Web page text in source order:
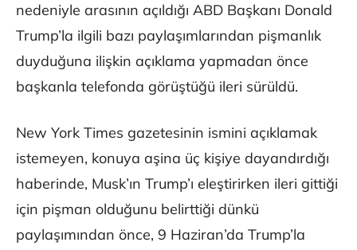
nedeniyle arasının açıldığı ABD Başkanı Donald
Trump’la ilgili bazı paylaşımlarından pişmanlık
duyduğuna ilişkin açıklama yapmadan önce
başkanla telefonda görüştüğü ileri sürüldü.
New York Times gazetesinin ismini açıklamak
istemeyen, konuya aşina üç kişiye dayandırdığı
haberinde, Musk’ın Trump’ı eleştirirken ileri gittiği
için pişman olduğunu belirttiği dünkü
paylaşımından önce, 9 Haziran’da Trump’la